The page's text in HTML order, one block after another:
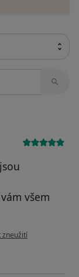
všem
uživatele Lenka P.
zneužití